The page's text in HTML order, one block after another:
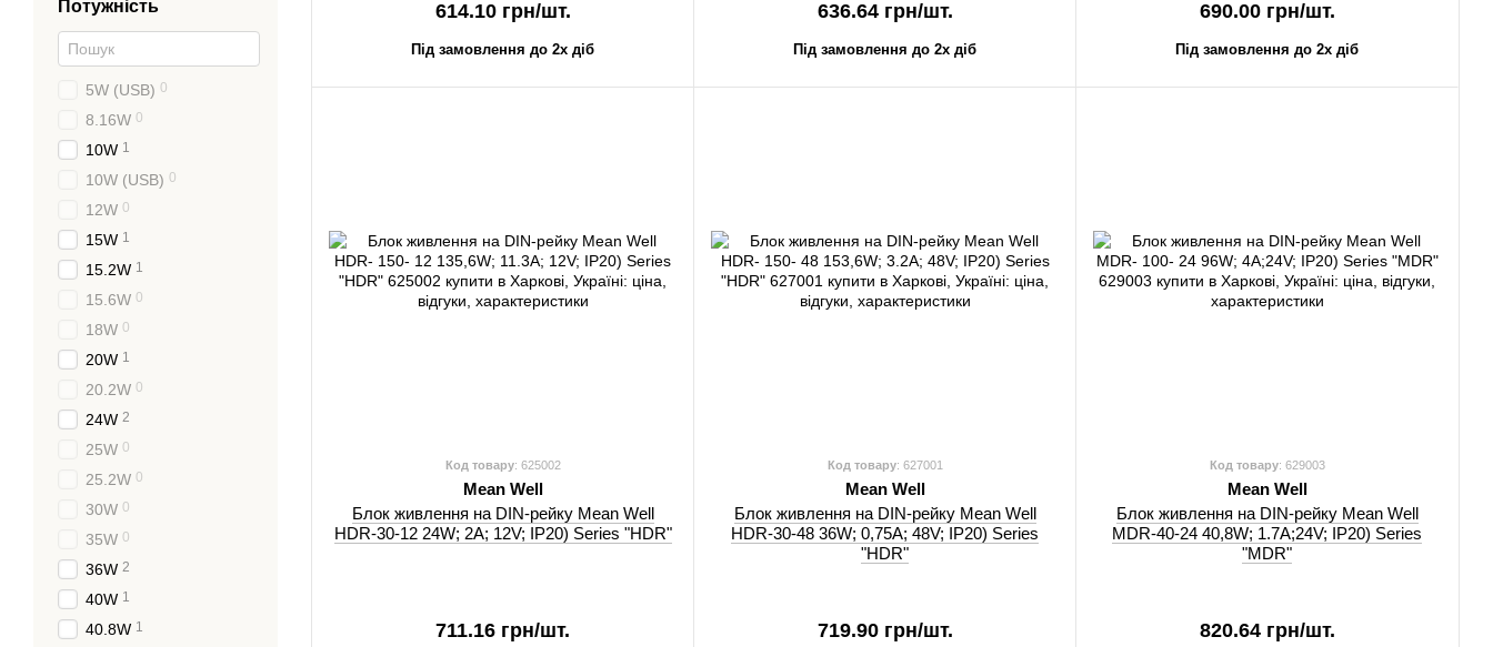
614.10 грн/шт.
Під замовлення до 2х діб
636.64 грн/шт.
Під замовлення до 2х діб
690.00 грн/шт.
Під замовлення до 2х діб
Код товару: 625002
Mean Well
Блок живлення на DIN-рейку Mean Well
HDR-30-12 24W; 2A; 12V; IP20) Series "HDR"
711.16 грн/шт.
Код товару: 627001
Mean Well
Блок живлення на DIN-рейку Mean Well
HDR-30-48 36W; 0,75A; 48V; IP20) Series
"HDR"
719.90 грн/шт.
Код товару: 629003
Mean Well
Блок живлення на DIN-рейку Mean Well
MDR-40-24 40,8W; 1.7A;24V; IP20) Series
"MDR"
820.64 грн/шт.
Потужність
5W (USB) 0
8.16W 0
10W 1
10W (USB) 0
12W 0
15W 1
15.2W 1
15.6W 0
18W 0
20W 1
20.2W 0
24W 2
25W 0
25.2W 0
30W 0
35W 0
36W 2
40W 1
40.8W 1